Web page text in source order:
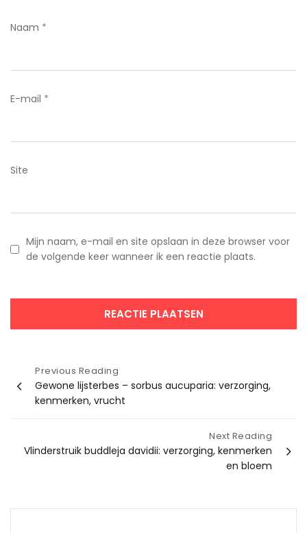
Naam *
E-mail *
Site
Mijn naam, e-mail en site opslaan in deze browser voor
de volgende keer wanneer ik een reactie plaats.
Bericht
navigatie
Previous Reading
Gewone lijsterbes – sorbus aucuparia: verzorging,
kenmerken, vrucht
Next Reading
Vlinderstruik buddleja davidii: verzorging, kenmerken
en bloem